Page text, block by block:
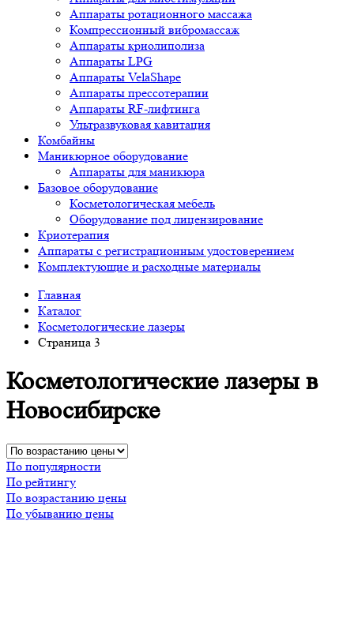
Аппараты ротационного массажа
Компрессионный вибромассаж
Аппараты криолиполиза
Аппараты LPG
Аппараты VelaShape
Аппараты прессотерапии
Аппараты RF-лифтинга
Ультразвуковая кавитация
Комбайны
Маникюрное оборудование
Аппараты для маникюра
Базовое оборудование
Косметологическая мебель
Оборудование под лицензирование
Криотерапия
Аппараты c регистрационным удостоверением
Комплектующие и расходные материалы
Главная
Каталог
Косметологические лазеры
Страница 3
Косметологические лазеры в
Новосибирске
По популярности
По рейтингу
По возрастанию цены
По убыванию цены